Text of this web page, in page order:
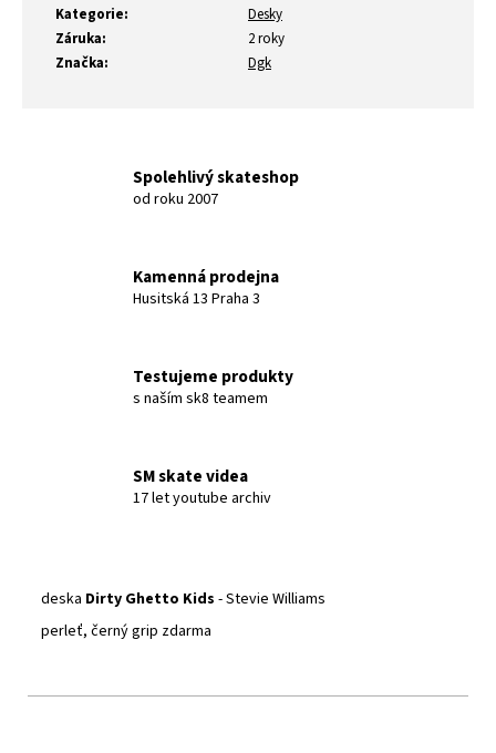
Kategorie:
Desky
Záruka:
2 roky
Značka: Dgk
Spolehlivý skateshop
od roku 2007
Kamenná prodejna
Husitská 13 Praha 3
Testujeme produkty
s naším sk8 teamem
SM skate videa
17 let youtube archiv
deska Dirty Ghetto Kids - Stevie Williams
perleť, černý grip zdarma